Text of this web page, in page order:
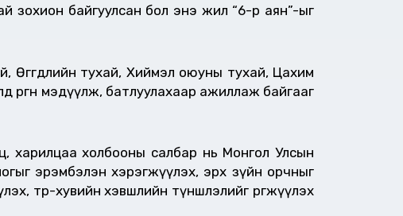
зохион байгуулсан бол энэ жил “6-р аян”-ыг
Өгөгдлийн тухай, Хиймэл оюуны тухай, Цахим
мэдүүлж, батлуулахаар ажиллаж байгааг
харилцаа холбооны салбар нь Монгол Улсын
эрэмбэлэн хэрэгжүүлэх, эрх зүйн орчныг
төр-хувийн хэвшлийн түншлэлийг өргөжүүлэх